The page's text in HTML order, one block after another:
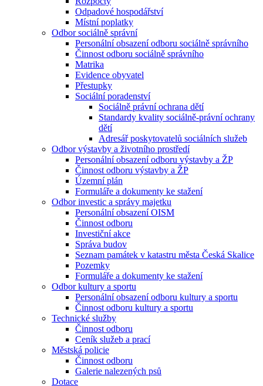
Odpadové hospodářství
Místní poplatky
Odbor sociálně správní
Personální obsazení odboru sociálně správního
Činnost odboru sociálně správního
Matrika
Evidence obyvatel
Přestupky
Sociální poradenství
Sociálně právní ochrana dětí
Standardy kvality sociálně-právní ochrany
dětí
Adresář poskytovatelů sociálních služeb
Odbor výstavby a životního prostředí
Personální obsazení odboru výstavby a ŽP
Činnost odboru výstavby a ŽP
Územní plán
Formuláře a dokumenty ke stažení
Odbor investic a správy majetku
Personální obsazení OISM
Činnost odboru
Investiční akce
Správa budov
Seznam památek v katastru města Česká Skalice
Pozemky
Formuláře a dokumenty ke stažení
Odbor kultury a sportu
Personální obsazení odboru kultury a sportu
Činnost odboru kultury a sportu
Technické služby
Činnost odboru
Ceník služeb a prací
Městská policie
Činnost odboru
Galerie nalezených psů
Dotace